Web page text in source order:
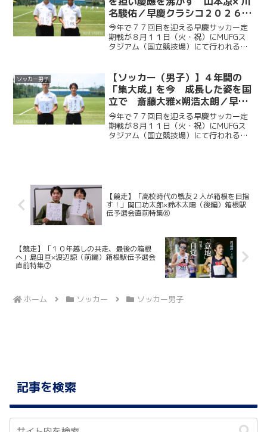
名駿佑／早慶クラシコ２０２６直
前企画第２弾
今年で７７回目を迎える早慶サッカー定
期戦が８月１１日（火・祝）にMUFGス
タジアム（国立競技場）にて行われる。
ッチに立つ。今回ケイスポでは選手だけ
ではなく、グラウンドマ...
ソッカー男子
【ソッカー（男子）】４年間の
「集大成」を今 成長した姿を国
立で 斎藤大雅×朔浩太朗／早慶
クラシコ２０２６直前企画第１弾
今年で７７回目を迎える早慶サッカー定
期戦が８月１１日（火・祝）にMUFGス
タジアム（国立競技場）にて行われる。
【競走】「高校時代の戦友２人が箱根を目指
す！」関口功太郎×鈴木太陽（後編）箱根駅
伝予選会直前特集⑥
【競走】「１０年越しの共走、最後の箱根
へ」島田亘×渡辺諒（前編）箱根駅伝予選会
直前特集⑦
ホーム ソッカー ソッカー男子
記事を検索